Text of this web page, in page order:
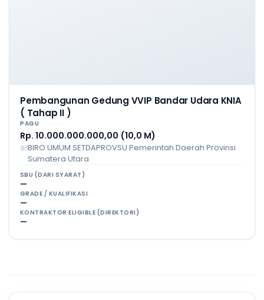
Pembangunan Gedung VVIP Bandar Udara KNIA
( Tahap II )
PAGU
Rp. 10.000.000.000,00 (10,0 M)
BIRO UMUM SETDAPROVSU Pemerintah Daerah Provinsi
Sumatera Utara
SBU (DARI SYARAT)
—
GRADE / KUALIFIKASI
—
KONTRAKTOR ELIGIBLE (DIREKTORI)
—